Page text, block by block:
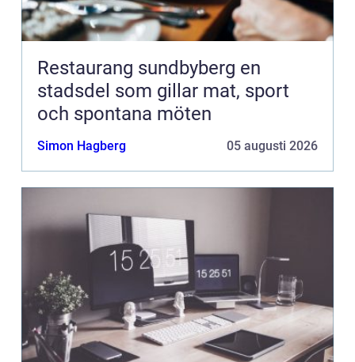
Restaurang sundbyberg en
stadsdel som gillar mat, sport
och spontana möten
Simon Hagberg 05 augusti 2026